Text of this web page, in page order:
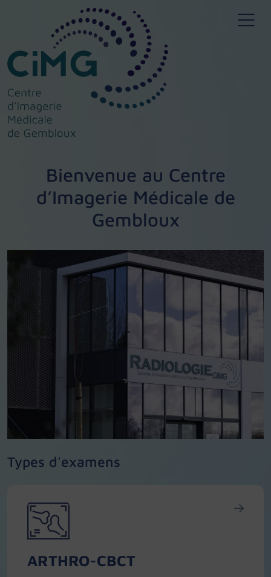
Bienvenue au Centre
d’Imagerie Médicale de
Gembloux
Types d'examens
ARTHRO-CBCT